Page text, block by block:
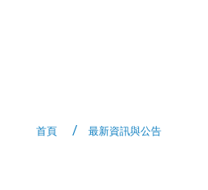
首頁 最新資訊與公告